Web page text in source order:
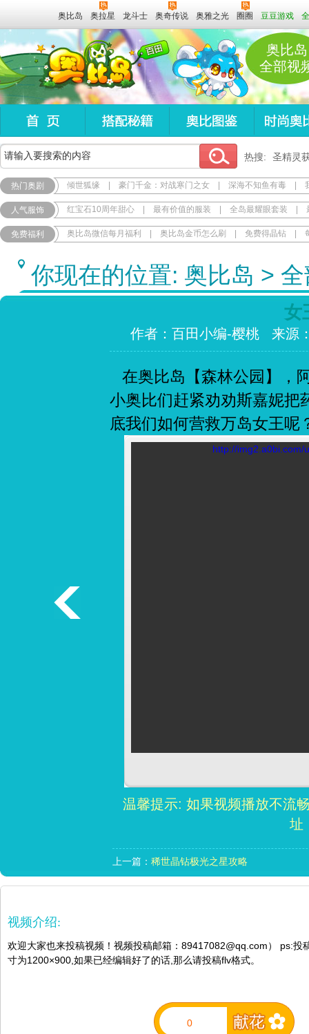
奥比岛 奥拉星 龙斗士 奥奇传说 奥雅之光 圈圈 豆豆游戏
奥比岛
全部视
热搜: 圣精灵
热门奥剧 倾世狐缘 豪门千金：对战寒门之女 深海不知鱼有毒
人气服饰 红宝石10周年甜心 最有价值的服装 全岛最耀眼套装
免费福利 奥比岛微信每月福利 奥比岛金币怎么刷 免费得晶钻
你现在的位置: 奥比岛 >
女
作者：百田小编-樱桃 来源
在奥比岛【森林公园】，
小奥比们赶紧劝劝斯嘉妮把
底我们如何营救万岛女王呢
http://img2.a0bi.com/
温馨提示: 如果视频播放不流
址
上一篇： 稀世晶钻极光之星攻略
视频介绍:
欢迎大家也来投稿视频！视频投稿邮箱：89417082@qq.com） ps:投
寸为1200×900,如果已经编辑好了的话,那么请投稿flv格式。
0